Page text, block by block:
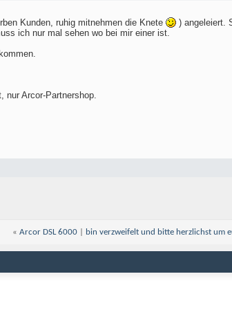
Kunden, ruhig mitnehmen die Knete
) angeleiert.
ich nur mal sehen wo bei mir einer ist.
nur Arcor-Partnershop.
« Arcor DSL 6000 bin verzweifelt und bitte herzlichst um